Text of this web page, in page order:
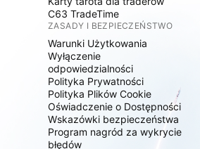
C63 TradeTime
ZASADY I BEZPIECZEŃSTWO
Warunki Użytkowania
Wyłączenie
odpowiedzialności
Polityka Prywatności
Polityka Plików Cookie
Oświadczenie o Dostępności
Wskazówki bezpieczeństwa
Program nagród za wykrycie
błędów